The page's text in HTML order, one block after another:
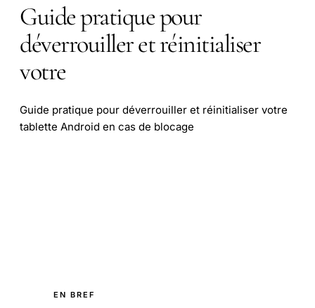
Guide pratique pour
déverrouiller et réinitialiser
votre
Guide pratique pour déverrouiller et réinitialiser votre
tablette Android en cas de blocage
EN BREF